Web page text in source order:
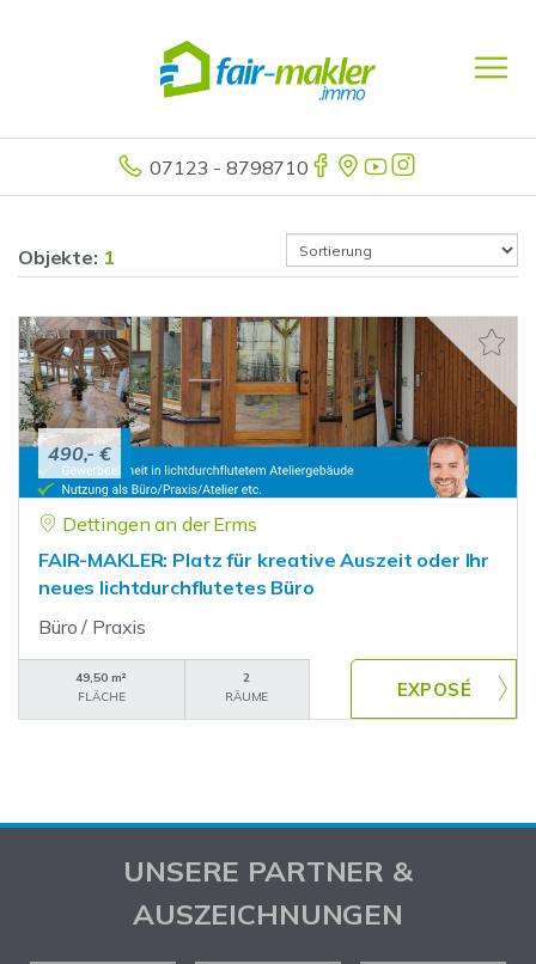
07123 - 8798710
Objekte: 1
490,- €
Dettingen an der Erms
FAIR-MAKLER: Platz für kreative Auszeit oder Ihr
neues lichtdurchflutetes Büro
Büro / Praxis
49,50 m²
FLÄCHE
2
RÄUME
UNSERE PARTNER &
AUSZEICHNUNGEN